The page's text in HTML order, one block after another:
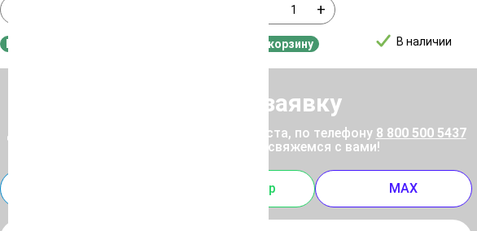
+
В наличии
В корзину
Отправить заявку
Для уточнения цены позвоните, пожалуйста, по телефону 8 800 500 5437
или отправьте заявку, и мы свяжемся с вами!
Whatsapp MAX